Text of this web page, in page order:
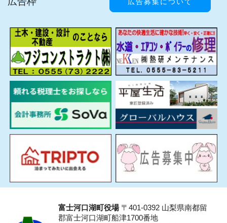
富士河口湖町役場〒401-0392 山梨県南都留
郡富士河口湖町船津1700番地